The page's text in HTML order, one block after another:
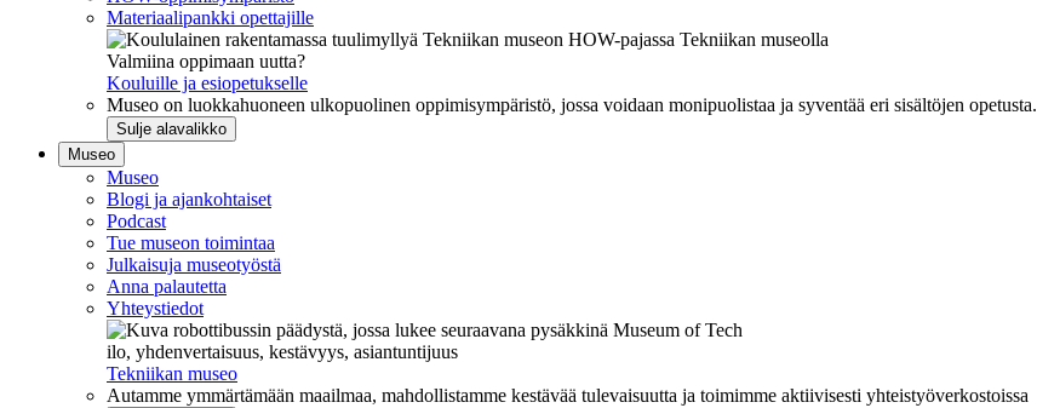
Materiaalipankki opettajille
Valmiina oppimaan uutta?
Kouluille ja esiopetukselle
Museo on luokkahuoneen ulkopuolinen oppimisympäristö, jossa voidaan monipuolistaa ja syventää eri sisältöjen opetusta.
Sulje alavalikko
Museo
Museo
Blogi ja ajankohtaiset
Podcast
Tue museon toimintaa
Julkaisuja museotyöstä
Anna palautetta
Yhteystiedot
ilo, yhdenvertaisuus, kestävyys, asiantuntijuus
Tekniikan museo
Autamme ymmärtämään maailmaa, mahdollistamme kestävää tulevaisuutta ja toimimme aktiivisesti yhteistyöverkostoissa